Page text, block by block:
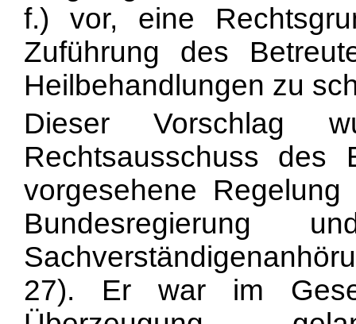
f.) vor, eine
Zuführung des
Heilbehandlungen zu
Dieser Vorschlag
Rechtsausschuss des
vorgesehene
Bundesregierung
27). Er war im